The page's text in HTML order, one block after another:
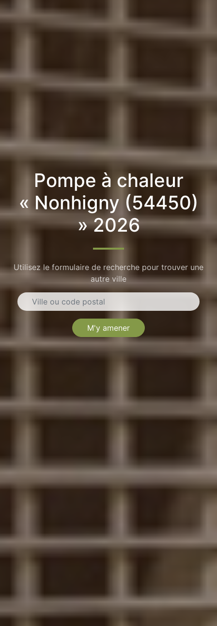
Pompe à chaleur
« Nonhigny (54450)
» 2026
Utilisez le formulaire de recherche pour trouver une
autre ville
M'y amener